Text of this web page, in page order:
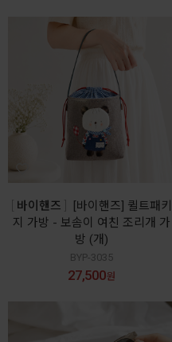
바이핸즈
[바이핸즈] 퀼트패키
지 가방 - 보솜이 여친 조리개 가
방 (개)
BYP-3035
27,500원